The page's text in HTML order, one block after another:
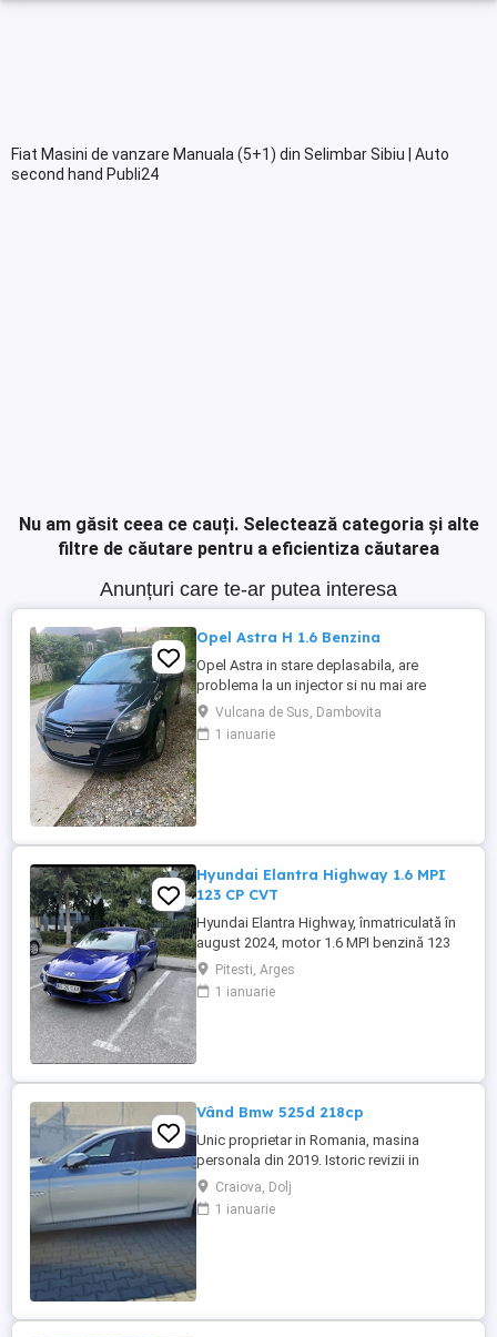
Fiat Masini de vanzare Manuala (5+1) din Selimbar Sibiu | Auto
second hand Publi24
Nu am găsit ceea ce cauți. Selectează categoria și alte
filtre de căutare pentru a eficientiza căutarea
Anunțuri care te-ar putea interesa
Opel Astra H 1.6 Benzina
Opel Astra in stare deplasabila, are
problema la un injector si nu mai are
putere dar se poate deplasa, pretul este
negociabil la fata locului, masina are si
instalație Gpl omologată.
Vulcana de Sus, Dambovita
1 ianuarie
Hyundai Elantra Highway 1.6 MPI
123 CP CVT
Hyundai Elantra Highway, înmatriculată în
august 2024, motor 1.6 MPI benzină 123
CP, cutie automată CVT, cu doar 8.600 km.
Mașina este în stare tehnică excelentă,
foarte puțin rulată și încă în garanție.
Pitesti, Arges
1 ianuarie
Vând Bmw 525d 218cp
Unic proprietar in Romania, masina
personala din 2019. Istoric revizii in
service autorizat (deține facturile). BMW
525D Facelift Euro6, motorizare 2.0
Biturbo 218 cp, cutie automata cu
Craiova, Dolj
1 ianuarie